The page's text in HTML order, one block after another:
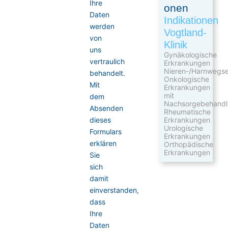
Ihre
Daten
werden
von
uns
vertraulich
behandelt.
Mit
dem
Absenden
dieses
Formulars
erklären
Sie
sich
damit
einverstanden,
dass
Ihre
Daten
onen
Indikationen
Vogtland-
Klinik
Gynäkologische
Erkrankungen
Nieren-/
Onkologische
Erkrankungen
mit
Rheumatische
Erkrankungen
Urologische
Erkrankungen
Orthopädische
Erkrankungen